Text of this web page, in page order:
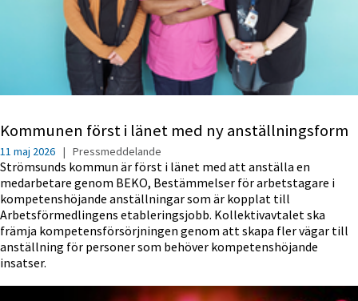
Kommunen först i länet med ny anställningsform
11 maj 2026 | Pressmeddelande
Strömsunds kommun är först i länet med att anställa en
medarbetare genom BEKO, Bestämmelser för arbetstagare i
kompetenshöjande anställningar som är kopplat till
Arbetsförmedlingens etableringsjobb. Kollektivavtalet ska
främja kompetensförsörjningen genom att skapa fler vägar till
anställning för personer som behöver kompetenshöjande
insatser.